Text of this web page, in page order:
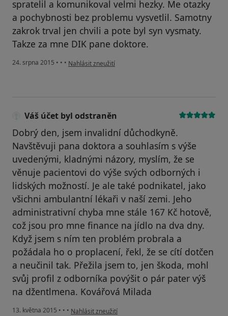
spratelil a komunikoval velmi hezky. Me otazky
a pochybnosti bez problemu vysvetlil. Samotny
zakrok trval jen chvili a pote byl syn vysmaty.
Takze za mne DIK pane doktore.
24. srpna 2015 • • • podle názoru uživatele Váš účet byl odstraněn
Nahlásit zneužití
Váš účet byl odstraněn
Dobrý den, jsem invalidní důchodkyně.
Navštěvuji pana doktora a souhlasím s výše
uvedenými, kladnými názory, myslím, že se
věnuje pacientovi do výše svých odborných i
lidských možností. Je ale také podnikatel, jako
všichni ambulantní lékaři v naší zemi. Jeho
administrativní chyba mne stále 167 Kč hotově,
což jsou pro mne finance na jídlo na dva dny.
Když jsem s ním ten problém probrala a
požádala ho o proplacení, řekl, že se cítí dotčen
a neučinil tak. Přežila jsem to, jen škoda, mohl
svůj profil z odborníka povýšit o pár pater výš
na džentlmena. Kovářová Milada
13. května 2015 • • • podle názoru uživatele Váš účet byl odstraněn
Nahlásit zneužití